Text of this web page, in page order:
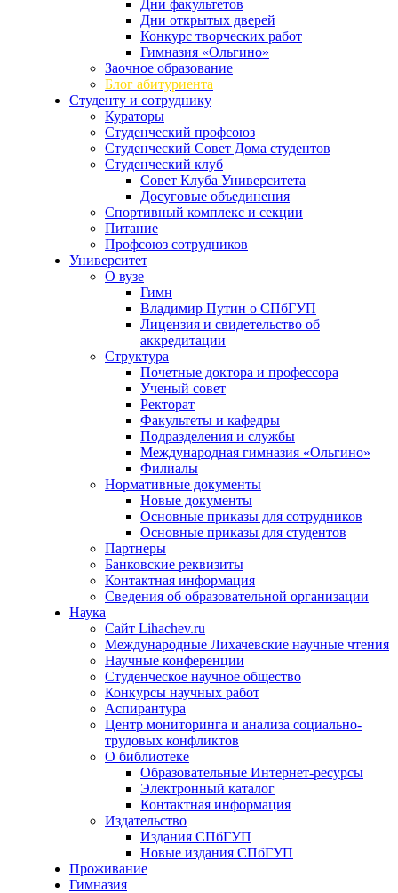
Дни факультетов
Дни открытых дверей
Конкурс творческих работ
Гимназия «Ольгино»
Заочное образование
Блог абитуриента
Студенту и сотруднику
Кураторы
Студенческий профсоюз
Студенческий Совет Дома студентов
Студенческий клуб
Совет Клуба Университета
Досуговые объединения
Спортивный комплекс и секции
Питание
Профсоюз сотрудников
Университет
О вузе
Гимн
Владимир Путин о СПбГУП
Лицензия и свидетельство об
аккредитации
Структура
Почетные доктора и профессора
Ученый совет
Ректорат
Факультеты и кафедры
Подразделения и службы
Международная гимназия «Ольгино»
Филиалы
Нормативные документы
Новые документы
Основные приказы для сотрудников
Основные приказы для студентов
Партнеры
Банковские реквизиты
Контактная информация
Сведения об образовательной организации
Наука
Сайт Lihachev.ru
Международные Лихачевские научные чтения
Научные конференции
Студенческое научное общество
Конкурсы научных работ
Аспирантура
Центр мониторинга и анализа социально-
трудовых конфликтов
О библиотеке
Образовательные Интернет-ресурсы
Электронный каталог
Контактная информация
Издательство
Издания СПбГУП
Новые издания СПбГУП
Проживание
Гимназия